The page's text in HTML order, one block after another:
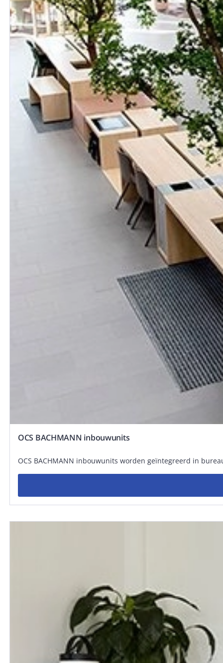
OCS BACHMANN inbouwunits
OCS BACHMANN inbouwunits worden geïntegreerd in